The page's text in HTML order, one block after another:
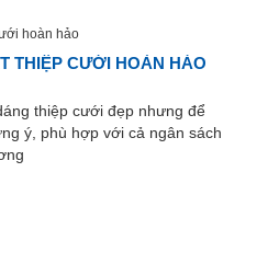
THIỆP CƯỚI HOÀN HẢO
thiệp cưới đẹp nhưng để
ý, phù hợp với cả ngân sách